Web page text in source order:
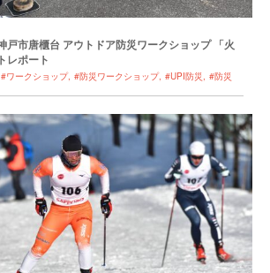
戸市唐櫃台 アウトドア防災ワークショップ 「火
レポート
#ワークショップ #防災ワークショップ #UPI防災 #防災